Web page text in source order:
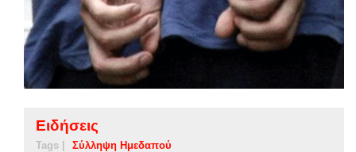
Ειδήσεις
Tags | Σύλληψη Ημεδαπού